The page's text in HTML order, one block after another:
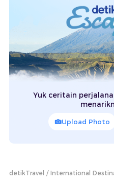
Yuk ceritain
Upload Photo
detikTravel International